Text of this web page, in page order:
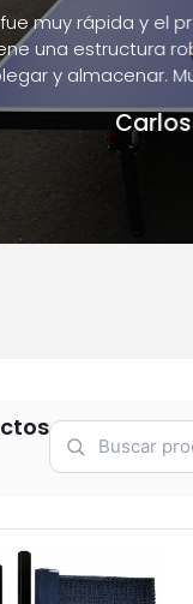
muy rápida y el
una estructura
y almacenar.
Carlos